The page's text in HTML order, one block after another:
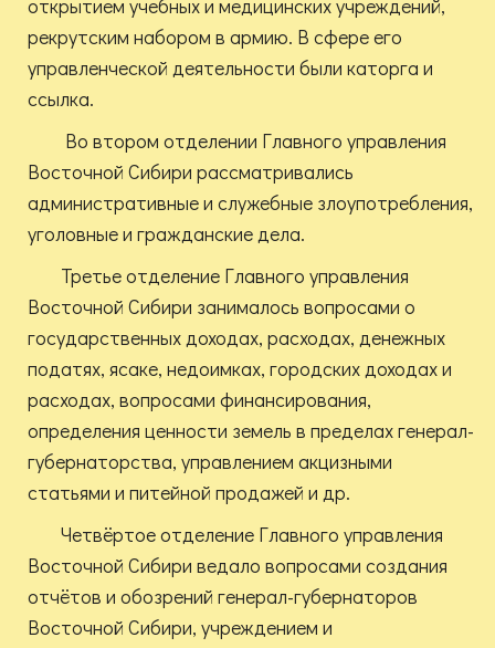
открытием учебных и медицинских учреждений,
рекрутским набором в армию. В сфере его
управленческой деятельности были каторга и
ссылка.
Во втором отделении Главного управления
Восточной Сибири рассматривались
административные и служебные злоупотребления,
уголовные и гражданские дела.
Третье отделение Главного управления
Восточной Сибири занималось вопросами о
государственных доходах, расходах, денежных
податях, ясаке, недоимках, городских доходах и
расходах, вопросами финансирования,
определения ценности земель в пределах генерал-
губернаторства, управлением акцизными
статьями и питейной продажей и др.
Четвёртое отделение Главного управления
Восточной Сибири ведало вопросами создания
отчётов и обозрений генерал-губернаторов
Восточной Сибири, учреждением и